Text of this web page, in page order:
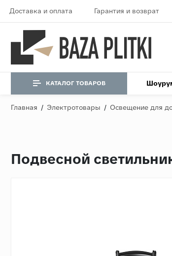
Доставка и оплата Гарантия и возврат
КАТАЛОГ ТОВАРОВ
Главная / Электротовары / Освещение для
Подвесной